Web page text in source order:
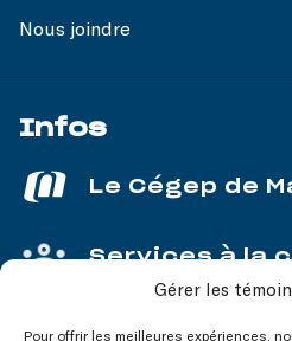
Gérer les
Pour offrir les meilleures expériences,
Nous joindre
Infos
Le Cégep de
Services à la
Service aux